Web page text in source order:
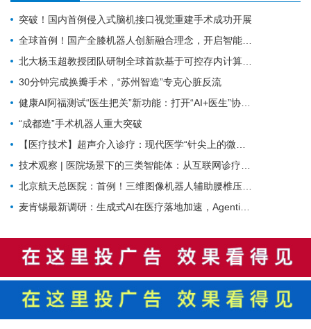
突破！国内首例侵入式脑机接口视觉重建手术成功开展
全球首例！国产全膝机器人创新融合理念，开启智能单髁置换手术新时代
北大杨玉超教授团队研制全球首款基于可控存内计算的忆阻器神经动力学芯片
30分钟完成换瓣手术，“苏州智造”专克心脏反流
健康AI阿福测试“医生把关”新功能：打开“AI+医生”协作想象空间
“成都造”手术机器人重大突破
【医疗技术】超声介入诊疗：现代医学“针尖上的微创手术”
技术观察 | 医院场景下的三类智能体：从互联网诊疗到临床辅助再到医院管理
北京航天总医院：首例！三维图像机器人辅助腰椎压缩性骨折PKP术
麦肯锡最新调研：生成式AI在医疗落地加速，Agentic AI正成为下一风口